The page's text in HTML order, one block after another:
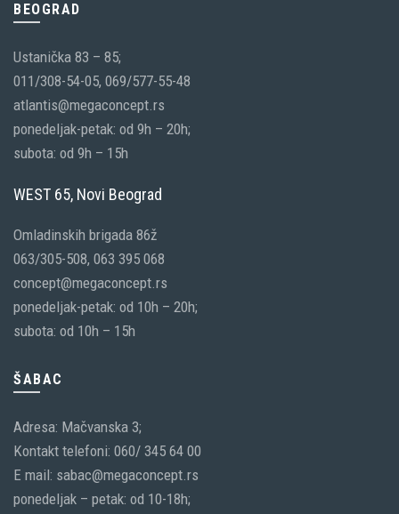
BEOGRAD
Ustanička 83 – 85;
011/308-54-05, 069/577-55-48
atlantis@megaconcept.rs
ponedeljak-petak: od 9h – 20h;
subota: od 9h – 15h
WEST 65, Novi Beograd
Omladinskih brigada 86ž
063/305-508, 063 395 068
concept@megaconcept.rs
ponedeljak-petak: od 10h – 20h;
subota: od 10h – 15h
ŠABAC
Adresa: Mačvanska 3;
Kontakt telefoni: 060/ 345 64 00
E mail: sabac@megaconcept.rs
ponedeljak – petak: od 10-18h;